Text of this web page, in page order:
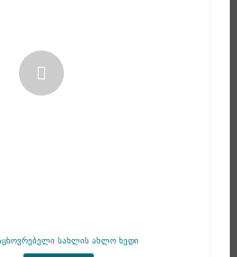
სახლის ახლო ხედი